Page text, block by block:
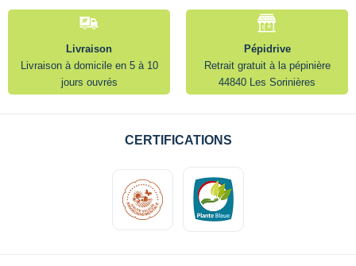
Livraison
Livraison à domicile en 5 à 10
jours ouvrés
Pépidrive
Retrait gratuit à la pépinière
44840 Les Sorinières
CERTIFICATIONS